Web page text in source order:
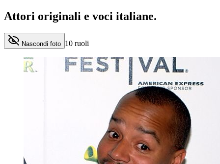
Attori originali e voci italiane.
Nascondi foto 10 ruoli